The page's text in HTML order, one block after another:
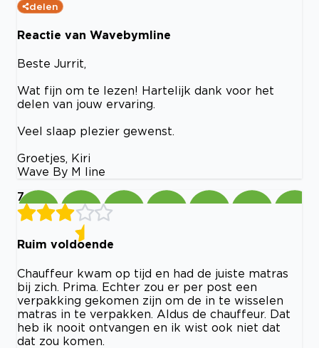
delen
Reactie van Wavebymline
Beste Jurrit,
Wat fijn om te lezen! Hartelijk dank voor het
delen van jouw ervaring.
Veel slaap plezier gewenst.
Groetjes, Kiri
Wave By M line
7
Ruim voldoende
Chauffeur kwam op tijd en had de juiste matras
bij zich. Prima. Echter zou er per post een
verpakking gekomen zijn om de in te wisselen
matras in te verpakken. Aldus de chauffeur. Dat
heb ik nooit ontvangen en ik wist ook niet dat
dat zou komen.